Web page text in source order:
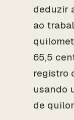
deduzir
ao
65,5
registro
usando
de